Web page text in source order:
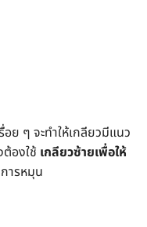
ย ๆ จะทำให้เกลียวมีแนว
องใช้ เกลียวซ้ายเพื่อให้
ารหมุน